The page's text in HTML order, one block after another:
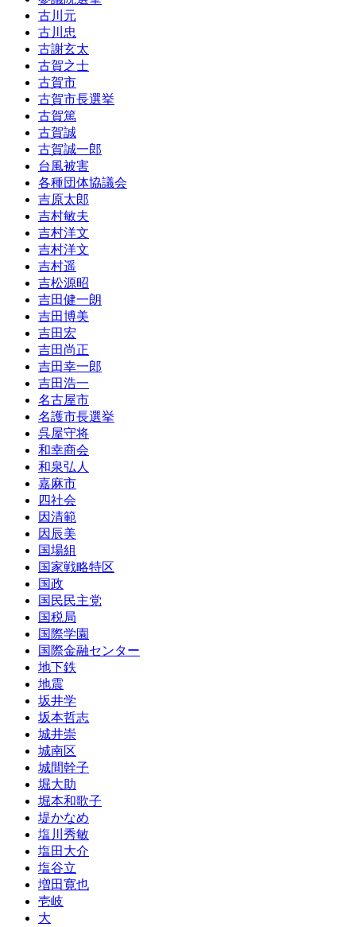
古川元
古川忠
古謝玄太
古賀之士
古賀市
古賀市長選挙
古賀篤
古賀誠
古賀誠一郎
台風被害
各種団体協議会
吉原太郎
吉村敏夫
吉村洋文
吉村洋文
吉村遥
吉松源昭
吉田健一朗
吉田博美
吉田宏
吉田尚正
吉田幸一郎
吉田浩一
名古屋市
名護市長選挙
呉屋守将
和幸商会
和泉弘人
嘉麻市
四社会
因清範
因辰美
国場組
国家戦略特区
国政
国民民主党
国税局
国際学園
国際金融センター
地下鉄
地震
坂井学
坂本哲志
城井崇
城南区
城間幹子
堀大助
堀本和歌子
堤かなめ
塩川秀敏
塩田大介
塩谷立
増田寛也
壱岐
大